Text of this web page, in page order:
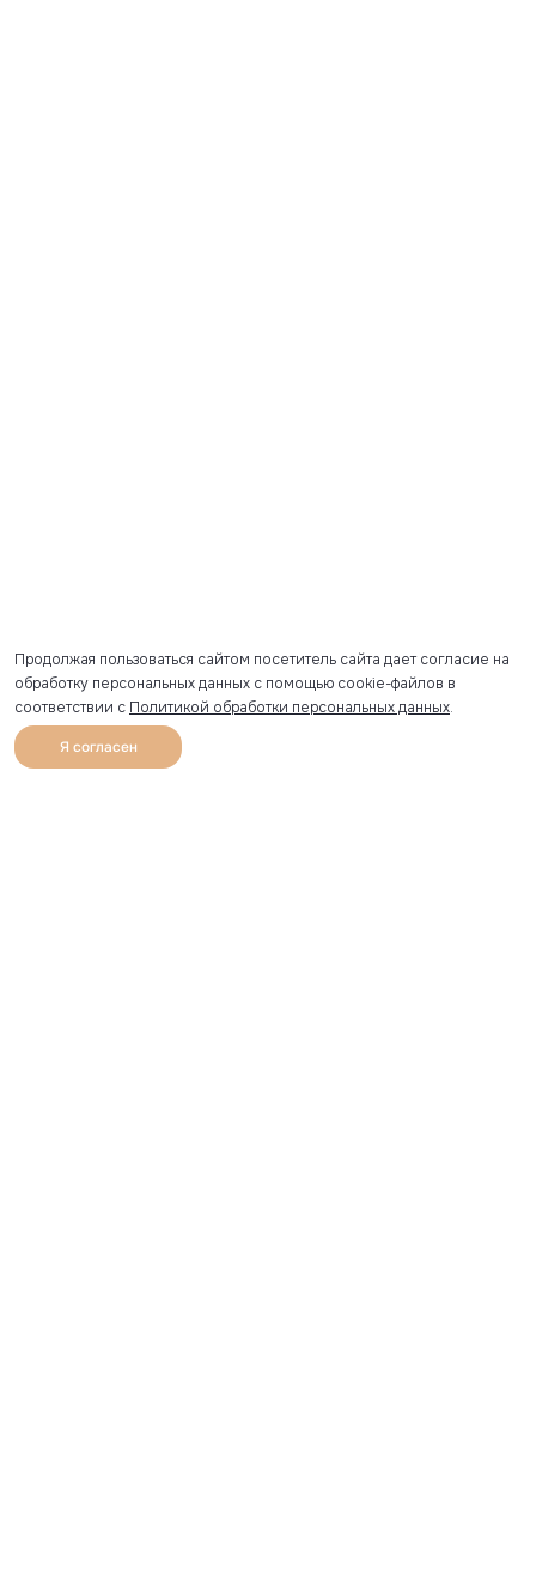
Каталог Избранное
Продолжая пользоваться сайтом посетитель сайта дает согласие на
обработку персональных данных с помощью cookie-файлов в
соответствии с Политикой обработки персональных данных.
Я согласен